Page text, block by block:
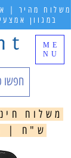
ME
NU
משלוח מהיר |
במגוון
ש"ח |